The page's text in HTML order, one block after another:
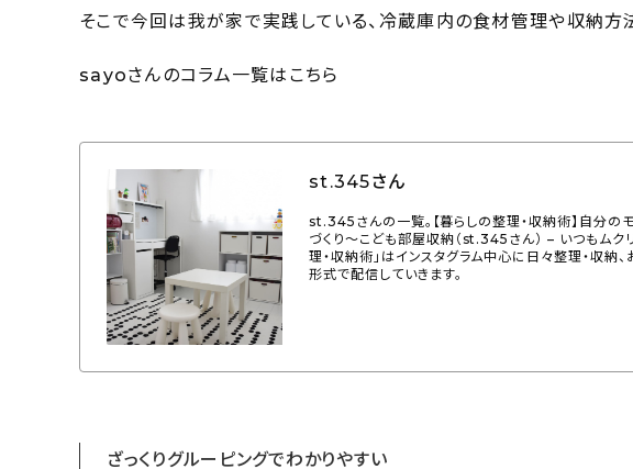
そこで今回は我が家で実践している、冷蔵庫内の食材管理や収納方
sayoさんのコラム一覧はこちら
st.345さん
st.345さんの一覧。【暮らしの整理・収納術】自分
づくり～こども部屋収納（st.345さん） – いつもムク
理・収納術」はインスタグラム中心に日々整理・収納
形式で配信していきます。
ざっくりグルーピングでわかりやすい